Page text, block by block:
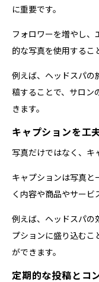
に重要です。
フォロワーを増やし、
的な写真を使用するこ
例えば、ヘッドスパの
稿することで、サロン
きます。
キャプションを工
写真だけではなく、キ
キャプションは写真と
く内容や商品やサービ
例えば、ヘッドスパの
プションに盛り込むこ
ができます。
定期的な投稿とコ